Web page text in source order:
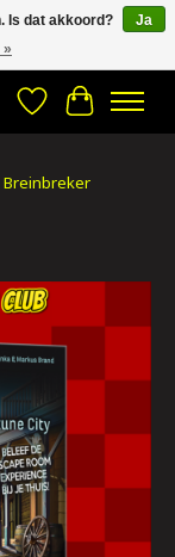
Verlanglijst
Breinbreker
Is dat akkoord?
Ja
»